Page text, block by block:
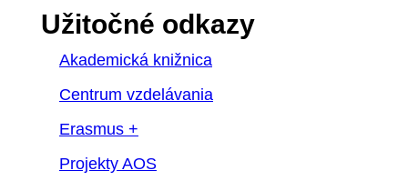
Užitočné odkazy
Akademická knižnica
Centrum vzdelávania
Erasmus +
Projekty AOS